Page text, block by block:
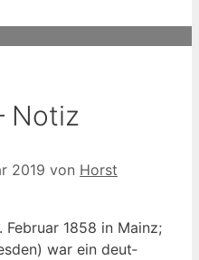
Notiz
2019 von Horst
1858 in Mainz;
war ein deut­